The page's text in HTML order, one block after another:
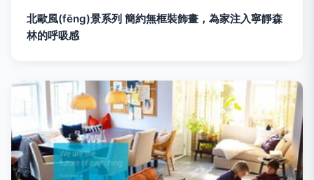
北歐風(fēng)景系列 簡約無框裝飾畫，為家注入寧靜森
林的呼吸感